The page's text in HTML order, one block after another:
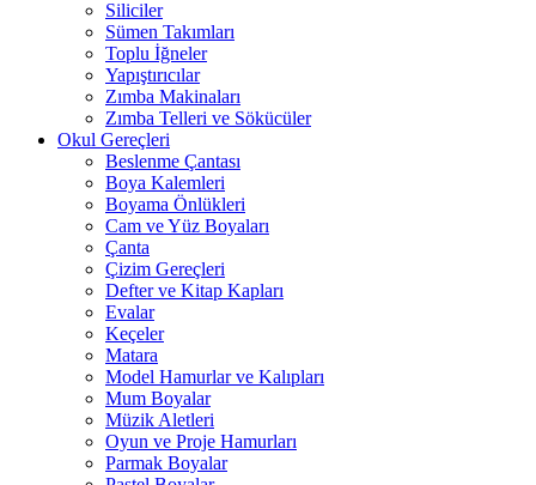
Siliciler
Sümen Takımları
Toplu İğneler
Yapıştırıcılar
Zımba Makinaları
Zımba Telleri ve Sökücüler
Okul Gereçleri
Beslenme Çantası
Boya Kalemleri
Boyama Önlükleri
Cam ve Yüz Boyaları
Çanta
Çizim Gereçleri
Defter ve Kitap Kapları
Evalar
Keçeler
Matara
Model Hamurlar ve Kalıpları
Mum Boyalar
Müzik Aletleri
Oyun ve Proje Hamurları
Parmak Boyalar